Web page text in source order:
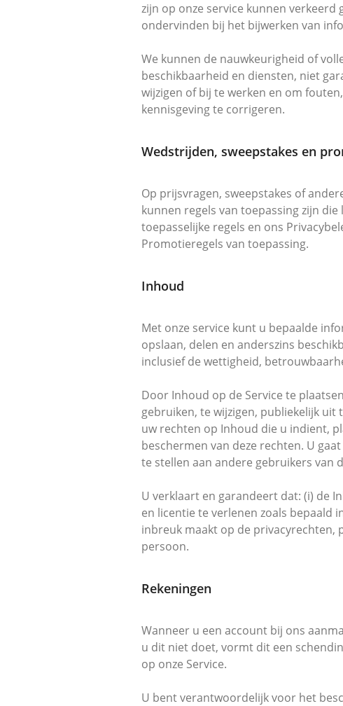
zijn op onze service kunnen
ondervinden bij het bijwerken van
We kunnen de nauwkeurigheid of
beschikbaarheid en diensten, niet
wijzigen of bij te werken en om
kennisgeving te corrigeren.
Wedstrijden, sweepstakes en
Op prijsvragen, sweepstakes of
kunnen regels van toepassing zijn
toepasselijke regels en ons
Promotieregels van toepassing.
Inhoud
Met onze service kunt u bepaalde
opslaan, delen en anderszins
inclusief de wettigheid,
Door Inhoud op de Service te
gebruiken, te wijzigen, publiekelijk
uw rechten op Inhoud die u indient,
beschermen van deze rechten. U
te stellen aan andere gebruikers van
U verklaart en garandeert dat: (i) de
en licentie te verlenen zoals bepaald
inbreuk maakt op de
persoon.
Rekeningen
Wanneer u een account bij ons
u dit niet doet, vormt dit een
op onze Service.
U bent verantwoordelijk voor het